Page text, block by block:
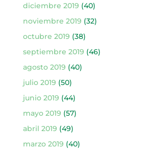
diciembre 2019 (40)
noviembre 2019 (32)
octubre 2019 (38)
septiembre 2019 (46)
agosto 2019 (40)
julio 2019 (50)
junio 2019 (44)
mayo 2019 (57)
abril 2019 (49)
marzo 2019 (40)